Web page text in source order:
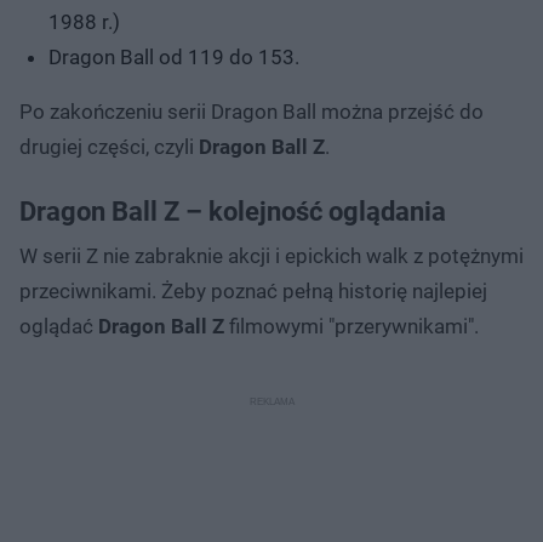
1988 r.)
Dragon Ball od 119 do 153.
Po zakończeniu serii Dragon Ball można przejść do
drugiej części, czyli Dragon Ball Z.
Dragon Ball Z – kolejność oglądania
W serii Z nie zabraknie akcji i epickich walk z potężnymi
przeciwnikami. Żeby poznać pełną historię najlepiej
oglądać Dragon Ball Z filmowymi "przerywnikami".